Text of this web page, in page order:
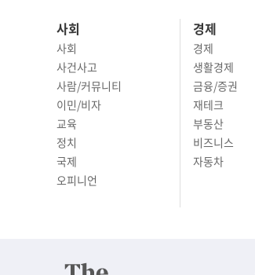
사회
사회
사건사고
사람/커뮤니티
이민/비자
교육
정치
국제
오피니언
경제
경제
생활경제
금융/증권
재테크
부동산
비즈니스
자동차